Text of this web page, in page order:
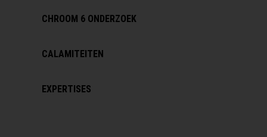
CHROOM 6 ONDERZOEK
CALAMITEITEN
EXPERTISES